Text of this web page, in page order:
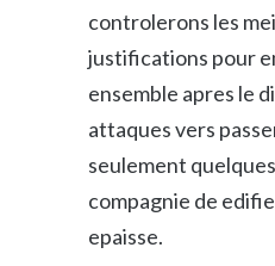
controlerons les
justifications pour
ensemble apres le
attaques vers
seulement
compagnie de
epaisse.